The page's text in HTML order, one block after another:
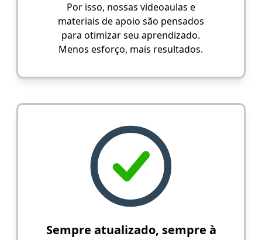
Por isso, nossas videoaulas e
materiais de apoio são pensados
para otimizar seu aprendizado.
Menos esforço, mais resultados.
Sempre atualizado, sempre à